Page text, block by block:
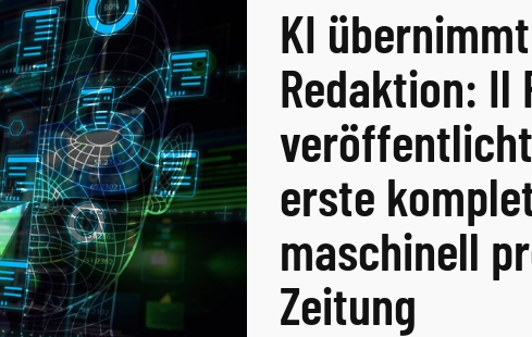
KI
Redaktion: Il
erste
maschinell
Zeitung